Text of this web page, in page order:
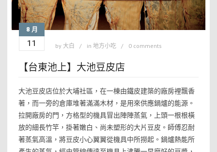
8 月
11 by 大白 in 地方小吃 0 comments
【台東池上】大池豆皮店
大池豆皮店位於大埔社區，在一棟由鐵皮建築的廠房裡飄香
著，而一旁的倉庫堆著滿滿木材，是用來供應鍋爐的能源。
拉開廠房的門，方格型的機具冒出陣陣蒸氣，上頭一根根橫
放的細長竹竿，掛著嫩白、尚未塑形的大片豆皮。師傅忍耐
著蒸氣高溫，將豆皮小心翼翼從機具中所撈起。鍋爐熱能所